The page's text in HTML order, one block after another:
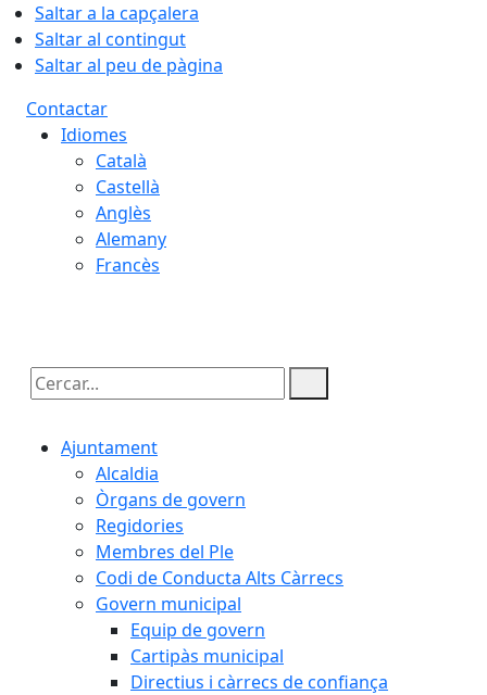
Saltar a la capçalera
Saltar al contingut
Saltar al peu de pàgina
Contactar
Idiomes
Català
Castellà
Anglès
Alemany
Francès
Cercar:
Ajuntament
Alcaldia
Òrgans de govern
Regidories
Membres del Ple
Codi de Conducta Alts Càrrecs
Govern municipal
Equip de govern
Cartipàs municipal
Directius i càrrecs de confiança